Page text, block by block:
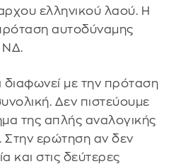
ελληνικού λαού. Η
αυτοδύναμης
ΝΔ.
με την πρόταση
Δεν πιστεύουμε
της απλής αναλογικής
Στην ερώτηση αν δεν
και στις δεύτερες